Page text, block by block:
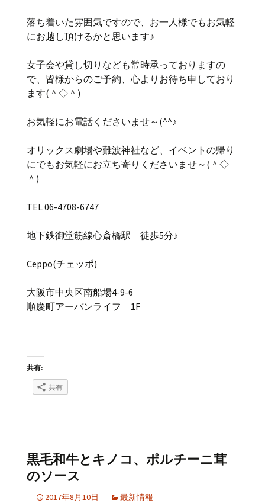
落ち着いた雰囲気ですので、お一人様でもお気軽
にお越し頂けるかと思います♪
女子会や貸し切りなども常時承っておりますの
で、皆様からのご予約、心よりお待ち申しており
ます(＾◇＾)
お気軽にお電話くださいませ～(^^♪
オリックス劇場や難波神社など、イベントの帰り
にでもお気軽にお立ち寄りくださいませ～(＾◇
＾)
TEL 06-4708-6747
地下鉄御堂筋線心斎橋駅 徒歩5分♪
Ceppo(チェッポ)
大阪市中央区南船場4-9-6
順慶町アーバンライフ 1F
共有:
共有
黒毛和牛とキノコ、ポルチーニ茸
のソース
2017年8月10日 最新情報